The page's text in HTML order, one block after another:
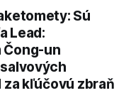
v Gaze. Agentúra
že Izrael plní
Sú
Lead:
Čong-un
kľúčovú zbraň